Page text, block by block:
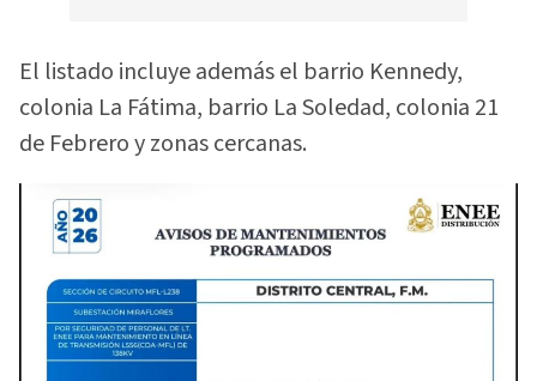
El listado incluye además el barrio Kennedy,
colonia La Fátima, barrio La Soledad, colonia 21
de Febrero y zonas cercanas.